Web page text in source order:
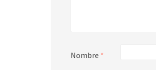
Nombre *